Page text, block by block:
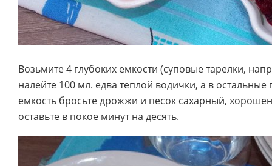
Возьмите 4 глубоких емкости (суповые тарелки,
налейте 100 мл. едва теплой водички, а в
емкость бросьте дрожжи и песок сахарный,
оставьте в покое минут на десять.